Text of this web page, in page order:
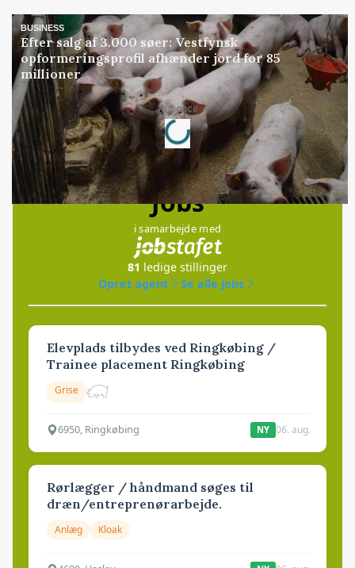
BUSINESS
Efter salg af 3.000 søer: Vestfynsk
opformeringsprofil afhænder jord for 85
millioner
Annonce
Loading...
Jobs
i samarbejde med
81 ledige stillinger
Opret agent
Se alle jobs
Elevplads tilbydes ved Ringkøbing /
Trainee placement Ringkøbing
Grise
6950, Ringkøbing NY 06. aug.
Rørlægger / håndmand søges til
dræn/entreprenørarbejde.
Anlæg Kloak